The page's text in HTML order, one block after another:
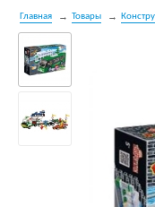
Главная Товары